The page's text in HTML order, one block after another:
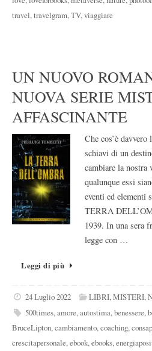
travel,travelgram,TV,viaggiare
UN NUOVO
NUOVA SERIE
AFFASCINANTE
Che cos’è
schiavi di un
cambiare la nostra
qualunque essi
eventi ed
TERRA
1939. In una sera
legge con …
Leggi di più
24 Luglio 2022 LIBRI,MISTERI,
500times,amore,autostima,benessere,
BruceLipton,cambiamento,coaching,
crescitapersonale,ebook,ebooks,